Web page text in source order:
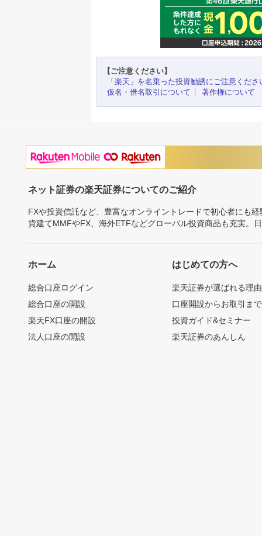
【ご注意ください】
「楽天」を名乗った投資勧誘にご注意くださ
仮名・借名取引について
著作権について
ネット証券の楽天証券についてのご紹介
FXや投資信託など、豊富なオンライントレードで初心者にも
貨建てMMFやFX、海外ETFなどグローバル投資商品も充実。
ホーム
総合口座ログイン
総合口座の開設
楽天FX口座の開設
法人口座の開設
はじめての方へ
楽天証券が選ばれる理由
口座開設からお取引ま
投資ガイド&セミナー
楽天証券のあんしん